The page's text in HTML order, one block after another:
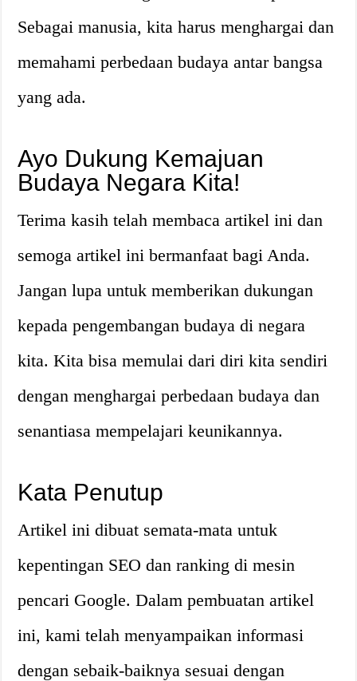
Sebagai manusia, kita harus menghargai dan
memahami perbedaan budaya antar bangsa
yang ada.
Ayo Dukung Kemajuan
Budaya Negara Kita!
Terima kasih telah membaca artikel ini dan
semoga artikel ini bermanfaat bagi Anda.
Jangan lupa untuk memberikan dukungan
kepada pengembangan budaya di negara
kita. Kita bisa memulai dari diri kita sendiri
dengan menghargai perbedaan budaya dan
senantiasa mempelajari keunikannya.
Kata Penutup
Artikel ini dibuat semata-mata untuk
kepentingan SEO dan ranking di mesin
pencari Google. Dalam pembuatan artikel
ini, kami telah menyampaikan informasi
dengan sebaik-baiknya sesuai dengan